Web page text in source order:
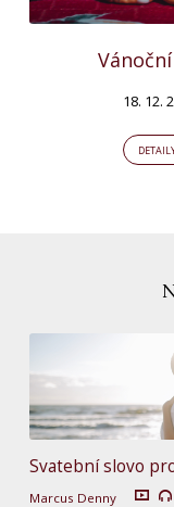
18. 12.
Svatební slovo
Marcus Denny